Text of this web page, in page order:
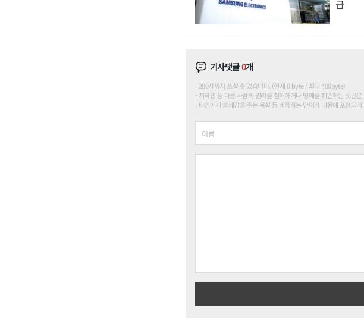
급
기사댓글0개
200자까지 쓰실 수 있습니다. (현재 0 byte / 최대 400byte)
저작권 등 다른 사람의 권리를 침해하거나 명예를 훼손하는 댓글
타인에게 불쾌감을 주는 욕설 등 비하하는 단어가 내용에 포함되